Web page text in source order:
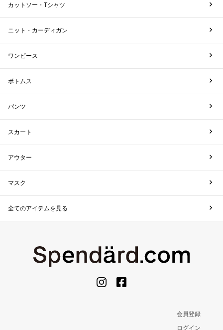
カットソー・Tシャツ
ニット・カーディガン
ワンピース
ボトムス
パンツ
スカート
アウター
マスク
全てのアイテムを見る
会員登録
ログイン